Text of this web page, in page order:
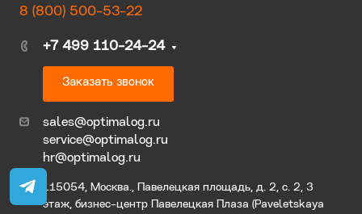
8 (800) 500-53-22
+7 499 110-24-24
Заказать звонок
sales@optimalog.ru
service@optimalog.ru
hr@optimalog.ru
115054, Москва., Павелецкая площадь, д. 2, с. 2, 3
этаж, бизнес-центр Павелецкая Плаза (Paveletskaya